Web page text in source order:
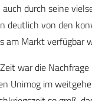
durch seine
deutlich von den
am Markt verfügbar
war die
Unimog im